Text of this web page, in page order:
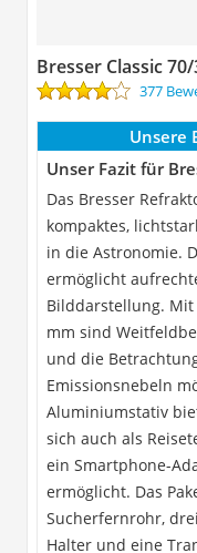
Bresser Classic
377
Unsere
Unser Fazit für
Das Bresser
kompaktes,
in die Astronomie.
ermöglicht
Bilddarstellung.
mm sind
und die
Emissionsnebeln
Aluminiumstativ
sich auch als
ein Smartphone-
ermöglicht. Das
Sucherfernrohr,
Halter und eine